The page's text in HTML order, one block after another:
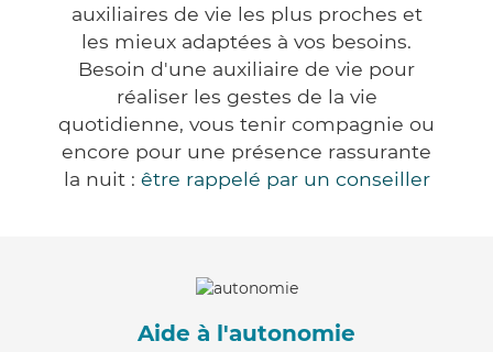
auxiliaires de vie les plus proches et
les mieux adaptées à vos besoins.
Besoin d'une auxiliaire de vie pour
réaliser les gestes de la vie
quotidienne, vous tenir compagnie ou
encore pour une présence rassurante
la nuit : être rappelé par un conseiller
Aide à l'autonomie